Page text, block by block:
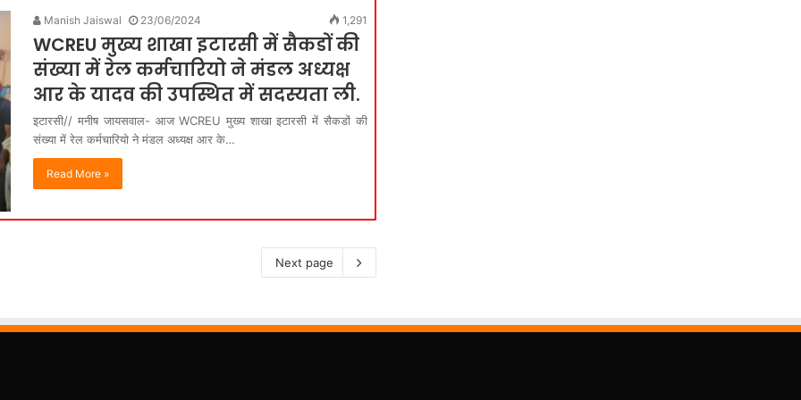
Manish Jaiswal 23/06/2024 1,291
WCREU मुख्य शाखा इटारसी में सैकडों की
संख्या में रेल कर्मचारियो ने मंडल अध्यक्ष
आर के यादव की उपस्थित में सदस्यता ली.
इटारसी// मनीष जायसवाल- आज WCREU मुख्य शाखा इटारसी में सैकडों की
संख्या में रेल कर्मचारियो ने मंडल अध्यक्ष आर के…
Read More »
Next page